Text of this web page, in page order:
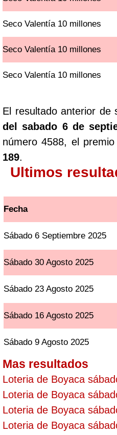
Seco Valentía 10 millones
Seco Valentía 10 millones
Seco Valentía 10 millones
El resultado anterior de
del sabado 6 de
número 4588, el
189.
Ultimos
Fecha
Sábado 6 Septiembre 2025
Sábado 30 Agosto 2025
Sábado 23 Agosto 2025
Sábado 16 Agosto 2025
Sábado 9 Agosto 2025
Mas resultados
Loteria de Boyaca
Loteria de Boyaca
Loteria de Boyaca
Loteria de Boyaca